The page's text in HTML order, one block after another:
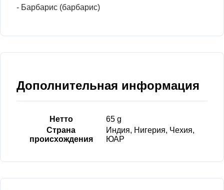
- Барбарис (барбарис)
Дополнительная информация
Нетто
65 g
Страна
происхождения
Индия, Нигерия, Чехия,
ЮАР